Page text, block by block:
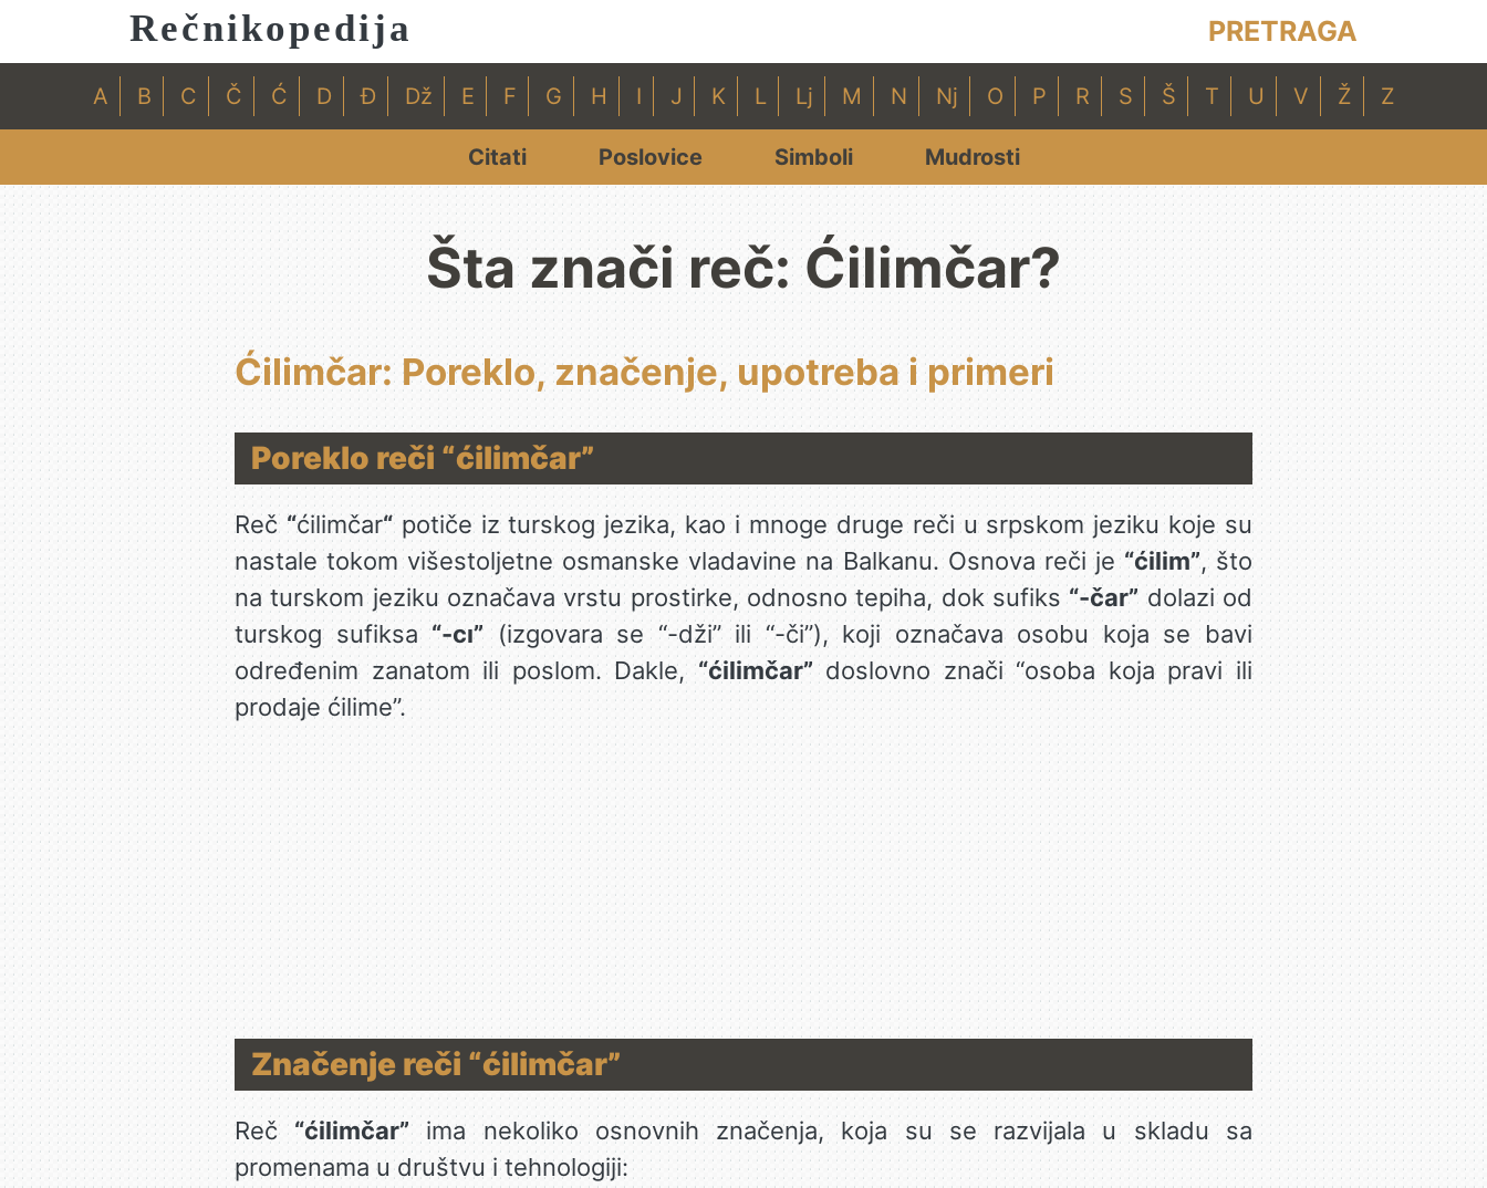
Rečnikopedija PRETRAGA
A B C Č Ć D Đ Dž E F G H I J K L Lj M N Nj O P R S Š T U V Ž Z
Citati Poslovice Simboli Mudrosti
Šta znači reč: Ćilimčar?
Ćilimčar: Poreklo, značenje, upotreba i primeri
Poreklo reči “ćilimčar”
Reč “ćilimčar“potiče iz turskog jezika, kao i mnoge druge reči u srpskom jeziku koje su
nastale tokom višestoljetne osmanske vladavine na Balkanu. Osnova reči je“ćilim”, što
na turskom jeziku označava vrstu prostirke, odnosno tepiha, dok sufiks“-čar” dolazi od
turskog sufiksa“-cı” (izgovara se “-dži” ili “-či”), koji označava osobu koja se bavi
određenim zanatom ili poslom. Dakle,“ćilimčar” doslovno znači “osoba koja pravi ili
prodaje ćilime”.
Značenje reči “ćilimčar”
Reč “ćilimčar”ima nekoliko osnovnih značenja, koja su se razvijala u skladu sa
promenama u društvu i tehnologiji: